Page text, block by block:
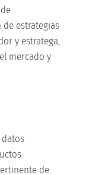
estrategias
y estratega,
mercado y
datos
de